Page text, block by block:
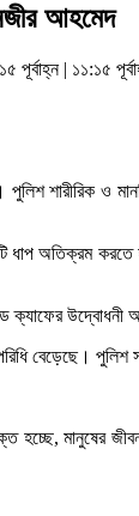
আহমেদ
| ১১:১৫
শারীরিক ও
ধাপ অতিক্রম
ক্যাফের
বেড়েছে।
হচ্ছে, মানুষের